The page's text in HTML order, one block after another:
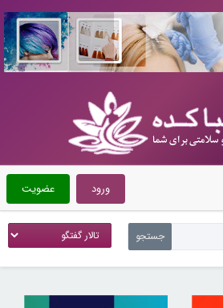
عضویت ورود